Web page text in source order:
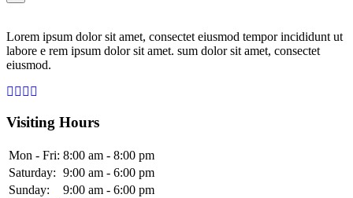
Lorem ipsum dolor sit amet, consectet eiusmod tempor incididunt ut
labore e rem ipsum dolor sit amet. sum dolor sit amet, consectet
eiusmod.
Visiting Hours
Mon - Fri: 8:00 am - 8:00 pm
Saturday: 9:00 am - 6:00 pm
Sunday:
9:00 am - 6:00 pm